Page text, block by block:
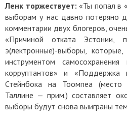
Ленк торжествует: «Ты попал в
выборам у нас давно потеряно
комментарии двух блогеров,
«Причиной отката Эстонии,
э(лектронные)-выборы, которые,
инструментом
корруптантов» и
Стейнбока на Тоомпеа (место
Таллине — прим.) составляет
выборы будут снова выиграны